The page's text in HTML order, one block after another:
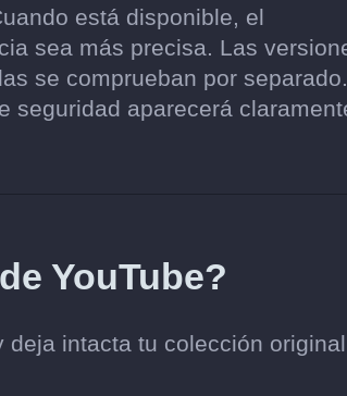
está disponible, el
sea más precisa. Las
se comprueban por separado.
seguridad aparecerá
YouTube?
intacta tu colección